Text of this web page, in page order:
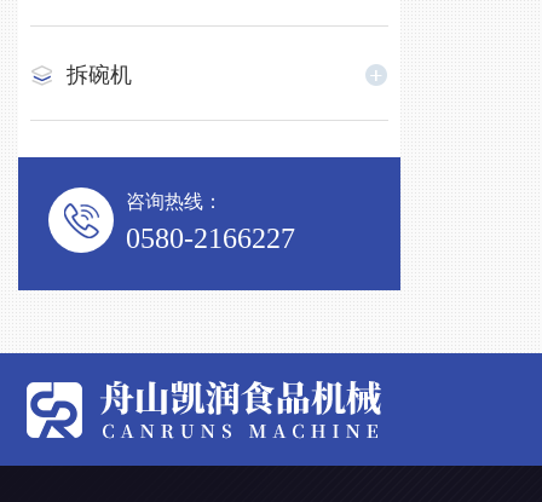
拆碗机
咨询热线：
0580-2166227